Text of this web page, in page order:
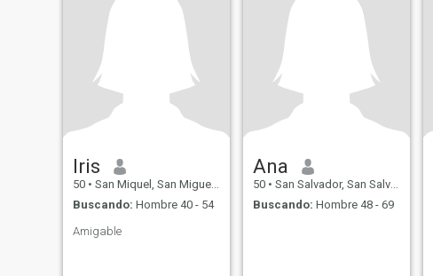
Iris
50 • San Miquel, San Miguel, El Salvador
Buscando: Hombre 40 - 54
Amigable
Ana
50 • San Salvador, San Salvador, El Salvador
Buscando: Hombre 48 - 69